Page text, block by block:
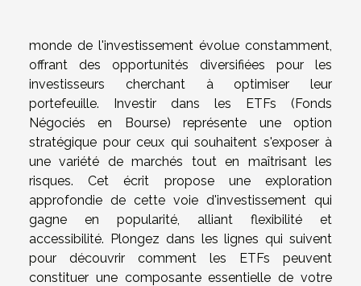
monde de l'investissement évolue constamment,
offrant des opportunités diversifiées pour les
investisseurs cherchant à optimiser leur
portefeuille. Investir dans les ETFs (Fonds
Négociés en Bourse) représente une option
stratégique pour ceux qui souhaitent s'exposer à
une variété de marchés tout en maîtrisant les
risques. Cet écrit propose une exploration
approfondie de cette voie d'investissement qui
gagne en popularité, alliant flexibilité et
accessibilité. Plongez dans les lignes qui suivent
pour découvrir comment les ETFs peuvent
constituer une composante essentielle de votre